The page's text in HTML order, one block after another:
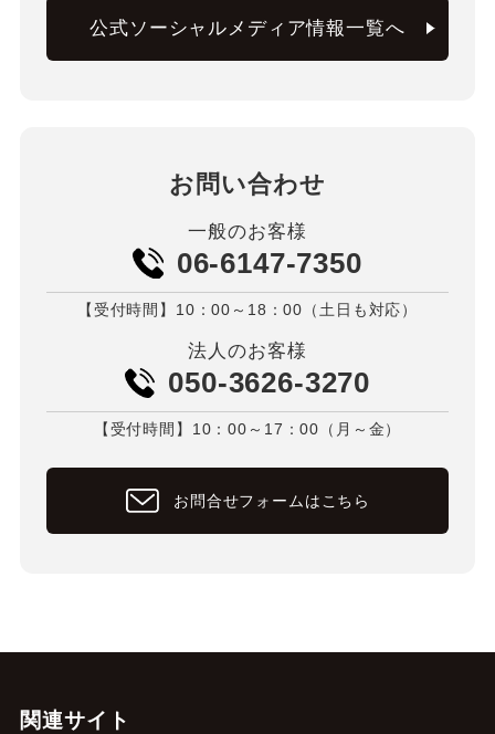
公式ソーシャルメディア情報一覧へ
お問い合わせ
一般のお客様
06-6147-7350
【受付時間】10：00～18：00（土日も対応）
法人のお客様
050-3626-3270
【受付時間】10：00～17：00（月～金）
お問合せフォームはこちら
関連サイト